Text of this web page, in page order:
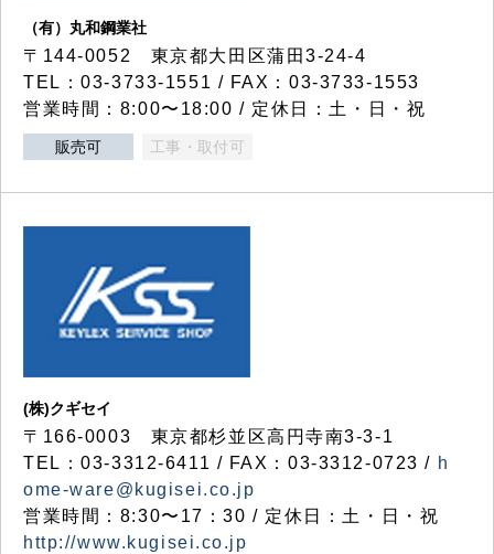
（有）丸和鋼業社
〒144-0052 東京都大田区蒲田3-24-4
TEL：03-3733-1551 / FAX：03-3733-1553
営業時間：8:00〜18:00 / 定休日：土・日・祝
販売可 工事・取付可
(株)クギセイ
〒166-0003 東京都杉並区高円寺南3-3-1
TEL：03-3312-6411 / FAX：03-3312-0723 / h
ome-ware@kugisei.co.jp
営業時間：8:30〜17：30 / 定休日：土・日・祝
http://www.kugisei.co.jp